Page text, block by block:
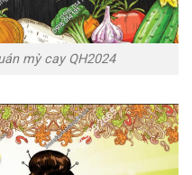
mỳ cay QH2024